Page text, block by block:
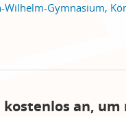
Wilhelm-Gymnasium,
kostenlos an,